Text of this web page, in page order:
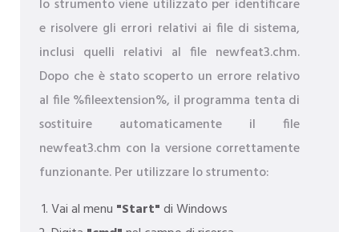
lo strumento viene utilizzato per identificare
e risolvere gli errori relativi ai file di sistema,
inclusi quelli relativi al file newfeat3.chm.
Dopo che è stato scoperto un errore relativo
al file %fileextension%, il programma tenta di
sostituire automaticamente il file
newfeat3.chm con la versione correttamente
funzionante. Per utilizzare lo strumento:
Vai al menu "Start"di Windows